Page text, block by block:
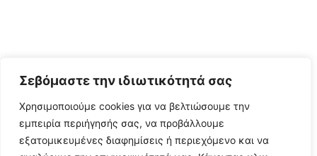
Σεβόμαστε την ιδιωτικότητά σας
Χρησιμοποιούμε cookies για να βελτιώσουμε την
εμπειρία περιήγησής σας, να προβάλλουμε
εξατομικευμένες διαφημίσεις ή περιεχόμενο και να